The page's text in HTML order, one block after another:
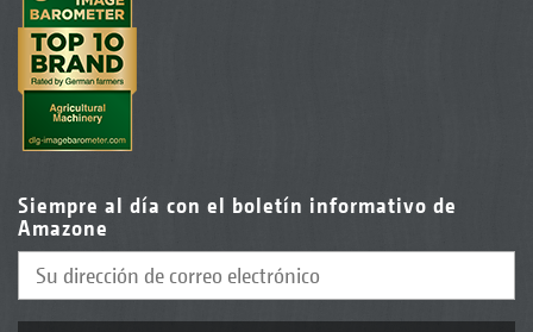
Siempre al día con el boletín informativo de
Amazone